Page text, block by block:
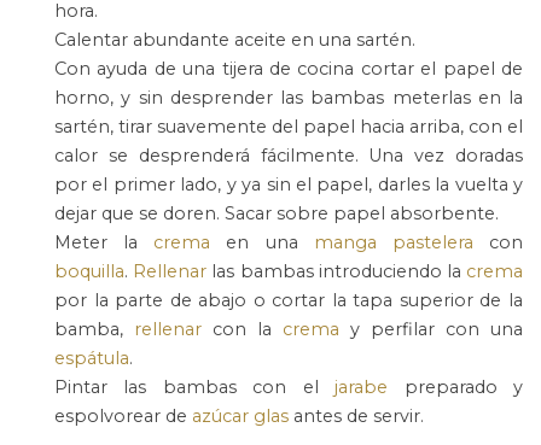
hora.
Calentar abundante aceite en una sartén.
Con ayuda de una tijera de cocina cortar el papel de
horno, y sin desprender las bambas meterlas en la
sartén, tirar suavemente del papel hacia arriba, con el
calor se desprenderá fácilmente. Una vez doradas
por el primer lado, y ya sin el papel, darles la vuelta y
dejar que se doren. Sacar sobre papel absorbente.
Meter la crema en una manga pastelera con
boquilla. Rellenar las bambas introduciendo la crema
por la parte de abajo o cortar la tapa superior de la
bamba,
rellenar con la crema y perfilar con una
espátula.
Pintar las bambas con el jarabe preparado y
espolvorear de azúcar glas antes de servir.